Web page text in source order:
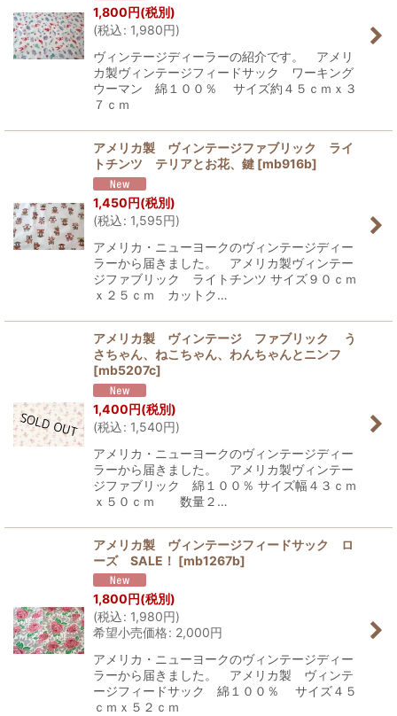
1,800円(税別)
(税込: 1,980円)
ヴィンテージディーラーの紹介です。 アメリ
カ製ヴィンテージフィードサック ワーキング
ウーマン 綿１００％ サイズ約４５ｃｍｘ３
７ｃｍ
アメリカ製 ヴィンテージファブリック ライ
トチンツ テリアとお花、鍵 [mb916b]
1,450円(税別)
(税込: 1,595円)
アメリカ・ニューヨークのヴィンテージディー
ラーから届きました。 アメリカ製ヴィンテー
ジファブリック ライトチンツ サイズ９０ｃｍ
ｘ２５ｃｍ カットク…
アメリカ製 ヴィンテージ ファブリック う
さちゃん、ねこちゃん、わんちゃんとニンフ
[mb5207c]
1,400円(税別)
(税込: 1,540円)
アメリカ・ニューヨークのヴィンテージディー
ラーから届きました。 アメリカ製ヴィンテー
ジファブリック 綿１００％ サイズ幅４３ｃｍ
ｘ５０ｃｍ 数量２…
アメリカ製 ヴィンテージフィードサック ロ
ーズ SALE！ [mb1267b]
1,800円(税別)
(税込: 1,980円)
希望小売価格: 2,000円
アメリカ・ニューヨークのヴィンテージディー
ラーから届きました。 アメリカ製 ヴィンテ
ージフィードサック 綿１００％ サイズ４５
ｃｍｘ５２ｃｍ